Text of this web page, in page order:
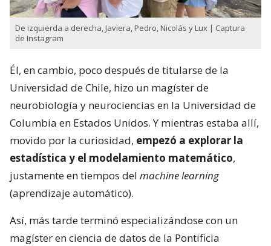
De izquierda a derecha, Javiera, Pedro, Nicolás y Lux | Captura
de Instagram
Él, en cambio, poco después de titularse de la
Universidad de Chile, hizo un magíster de
neurobiología y neurociencias en la Universidad de
Columbia en Estados Unidos. Y mientras estaba allí,
movido por la curiosidad, empezó a explorar la
estadística y el modelamiento matemático,
justamente en tiempos del machine learning
(aprendizaje automático).
Así, más tarde terminó especializándose con un
magíster en ciencia de datos de la Pontificia